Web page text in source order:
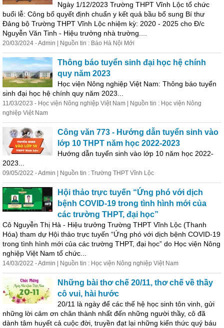
Ngày 1/12/2023 Trường THPT Vĩnh Lộc tổ chức
buổi lễ: Công bố quyết định chuẩn y kết quả bầu bổ sung Bí thư
Đảng bộ Trường THPT Vĩnh Lộc nhiệm kỳ: 2020 - 2025 cho Đ/c
Nguyễn Văn Tinh - Hiệu trưởng nhà trường....
20/03/2024 - Admin | Nguồn tin : Báo Hà Nội Mới
Thông báo tuyển sinh đại học hệ chính
quy năm 2023
Học viện Nông nghiệp Việt Nam: Thông báo tuyển
sinh đại học hệ chính quy năm 2023...
11/03/2023 - Học viện Nông nghiệp Việt Nam | Nguồn tin : Học viện Nông
nghiệp Việt Nam
Công văn 773 - Hướng dẫn tuyển sinh vào
lớp 10 THPT năm học 2022-2023
Hướng dẫn tuyển sinh vào lớp 10 năm học 2022-
2023...
09/05/2022 - Admin | Nguồn tin : Trường THPT Vĩnh Lộc
Hội thảo trực tuyến “Ứng phó với dịch
bệnh COVID-19 trong tình hình mới của
các trường THPT, đại học”
Cô Nguyễn Thị Hà - Hiệu trưởng Trường THPT Vĩnh Lộc (Thanh
Hóa) tham dự Hội thảo trực tuyến “Ứng phó với dịch bệnh COVID-19
trong tình hình mới của các trường THPT, đại học” do Học viện Nông
nghiệp Việt Nam tổ chức...
14/03/2022 - Admin | Nguồn tin : Học viện Nông nghiệp Việt Nam
Những bài thơ chế 20/11, thơ chế về thầy
cô vui, hài hước
20/11 là ngày để các thế hệ học sinh tôn vinh, gửi
những lời cảm ơn chân thành nhất đến những người thầy, cô đã
dành tâm huyết cả cuộc đời, truyền đạt lại những kiến thức quý báu